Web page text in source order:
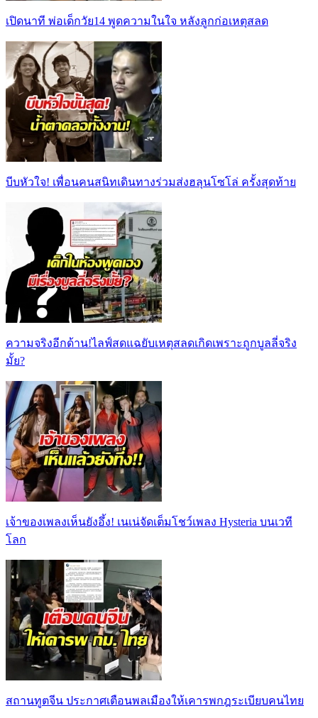
เปิดนาที พ่อเด็กวัย14 พูดความในใจ หลังลูกก่อเหตุสลด
บีบหัวใจ! เพื่อนคนสนิทเดินทางร่วมส่งฮลุนโซโล่ ครั้งสุดท้าย
ความจริงอีกด้าน!ไลฟ์สดแฉยับเหตุสลดเกิดเพราะถูกบูลลี่จริง
มั้ย?
เจ้าของเพลงเห็นยังอึ้ง! เนเน่จัดเต็มโชว์เพลง Hysteria บนเวที
โลก
สถานทูตจีน ประกาศเตือนพลเมืองให้เคารพกฎระเบียบคนไทย